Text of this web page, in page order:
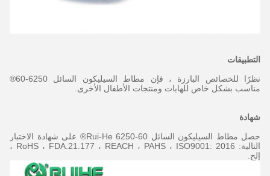
التطبيقات
نظرًا للخصائص البارزة ، فإن مطاط السيليكون السائل 6250-60®
مناسب بشكل خاص للهايات ومنتجات الأطفال الأخرى.
شهادة
حصل مطاط السيليكون السائل Rui-He 6250-60® على شهادة الاختبار
التالية: RoHS ، FDA.21.177 ، REACH ، PAHS ، ISO9001: 2016 ،
إلخ.